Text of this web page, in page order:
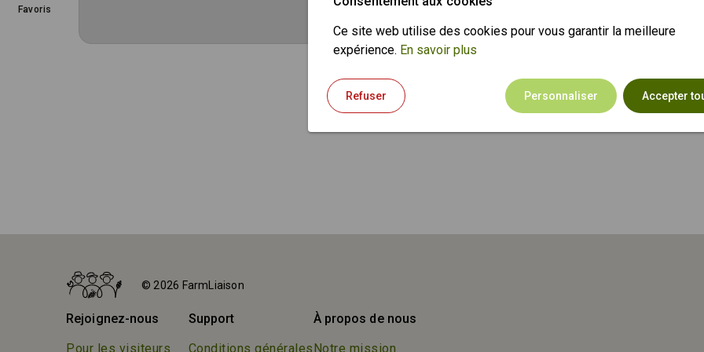
Favoris
© 2026 FarmLiaison
Rejoignez-nous
Pour les visiteurs
Support
Conditions générales
À propos de nous
Notre mission
Ce site web utilise des cookies pour vous garantir la meilleure
expérience. En savoir plus
Refuser Personnaliser Accepter